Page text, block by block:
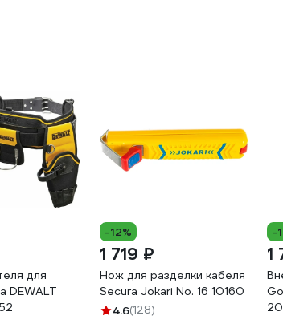
для
DEWALT
-12%
1 719 ₽
Нож для разделки кабеля
Secura Jokari No. 16 10160
4.6(128)
-
1